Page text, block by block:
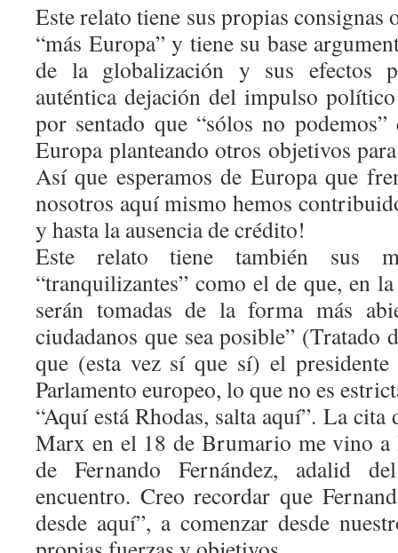
Este relato tiene sus propias consignas
“más Europa” y tiene su base
de la globalización y sus efectos
auténtica dejación del impulso
por sentado que “sólos no
Europa planteando otros objetivos
Así que esperamos de Europa que
nosotros aquí mismo hemos
y hasta la ausencia de crédito!
Este relato tiene también sus
“tranquilizantes” como el de que, en
serán tomadas de la forma más
ciudadanos que sea posible” (Tratado
que (esta vez sí que sí) el
Parlamento europeo, lo que no es
“Aquí está Rhodas, salta aquí”. La
Marx en el 18 de Brumario me vino a
de Fernando Fernández, adalid
encuentro. Creo recordar que
desde aquí”, a comenzar desde